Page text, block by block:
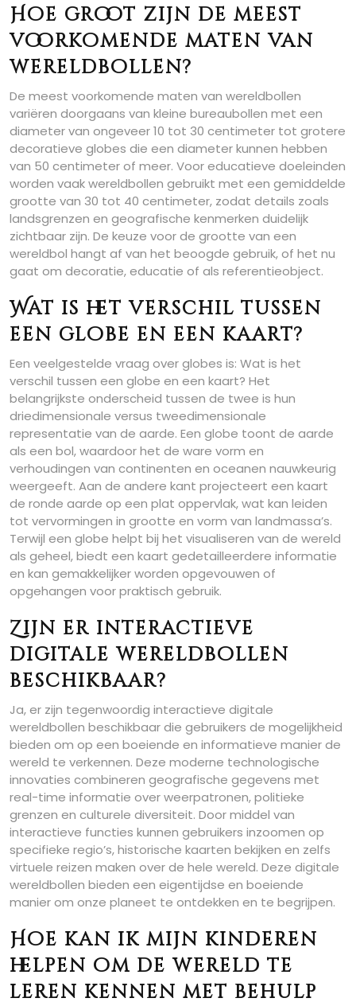
Hoe groot zijn de meest
voorkomende maten van
wereldbollen?
De meest voorkomende maten van wereldbollen
variëren doorgaans van kleine bureaubollen met een
diameter van ongeveer 10 tot 30 centimeter tot grotere
decoratieve globes die een diameter kunnen hebben
van 50 centimeter of meer. Voor educatieve doeleinden
worden vaak wereldbollen gebruikt met een gemiddelde
grootte van 30 tot 40 centimeter, zodat details zoals
landsgrenzen en geografische kenmerken duidelijk
zichtbaar zijn. De keuze voor de grootte van een
wereldbol hangt af van het beoogde gebruik, of het nu
gaat om decoratie, educatie of als referentieobject.
Wat is het verschil tussen
een globe en een kaart?
Een veelgestelde vraag over globes is: Wat is het
verschil tussen een globe en een kaart? Het
belangrijkste onderscheid tussen de twee is hun
driedimensionale versus tweedimensionale
representatie van de aarde. Een globe toont de aarde
als een bol, waardoor het de ware vorm en
verhoudingen van continenten en oceanen nauwkeurig
weergeeft. Aan de andere kant projecteert een kaart
de ronde aarde op een plat oppervlak, wat kan leiden
tot vervormingen in grootte en vorm van landmassa’s.
Terwijl een globe helpt bij het visualiseren van de wereld
als geheel, biedt een kaart gedetailleerdere informatie
en kan gemakkelijker worden opgevouwen of
opgehangen voor praktisch gebruik.
Zijn er interactieve
digitale wereldbollen
beschikbaar?
Ja, er zijn tegenwoordig interactieve digitale
wereldbollen beschikbaar die gebruikers de mogelijkheid
bieden om op een boeiende en informatieve manier de
wereld te verkennen. Deze moderne technologische
innovaties combineren geografische gegevens met
real-time informatie over weerpatronen, politieke
grenzen en culturele diversiteit. Door middel van
interactieve functies kunnen gebruikers inzoomen op
specifieke regio’s, historische kaarten bekijken en zelfs
virtuele reizen maken over de hele wereld. Deze digitale
wereldbollen bieden een eigentijdse en boeiende
manier om onze planeet te ontdekken en te begrijpen.
Hoe kan ik mijn kinderen
helpen om de wereld te
leren kennen met behulp